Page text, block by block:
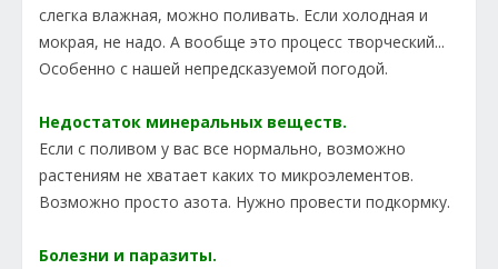
слегка влажная, можно поливать. Если холодная и
мокрая, не надо. А вообще это процесс творческий...
Особенно с нашей непредсказуемой погодой.
Недостаток минеральных веществ.
Если с поливом у вас все нормально, возможно
растениям не хватает каких то микроэлементов.
Возможно просто азота. Нужно провести подкормку.
Болезни и паразиты.